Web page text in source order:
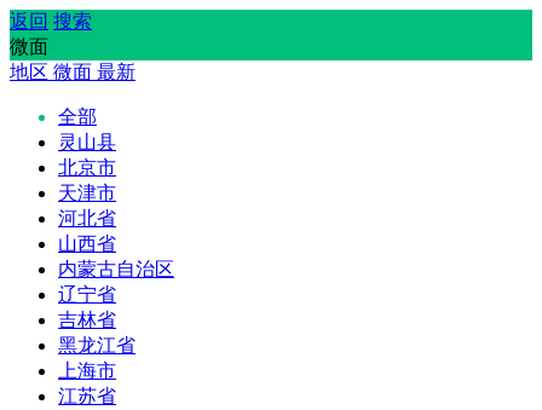
返回 搜索
微面
地区 微面 最新
全部
灵山县
北京市
天津市
河北省
山西省
内蒙古自治区
辽宁省
吉林省
黑龙江省
上海市
江苏省